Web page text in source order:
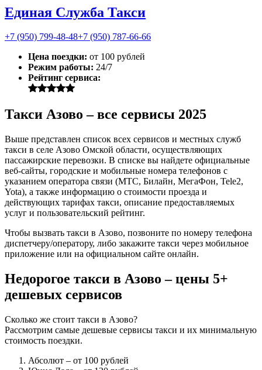
Единая Служба Такси
+7 (950) 799-48-48+7 (950) 787-66-66
Цена поездки: от 100 рублей
Режим работы: 24/7
Рейтинг сервиса:
Такси Азово – все сервисы 2025
Выше представлен список всех сервисов и местных служб
такси в селе Азово Омской области, осуществляющих
пассажирские перевозки. В списке вы найдете официальные
веб-сайты, городские и мобильные номера телефонов с
указанием оператора связи (МТС, Билайн, МегаФон, Tele2,
Yota), а также информацию о стоимости проезда и
действующих тарифах такси, описание предоставляемых
услуг и пользовательский рейтинг.
Чтобы вызвать такси в Азово, позвоните по номеру телефона
диспетчеру/оператору, либо закажите такси через мобильное
приложение или на официальном сайте онлайн.
Недорогое такси в Азово – цены 5+
дешевых сервисов
Сколько же стоит такси в Азово?
Рассмотрим самые дешевые сервисы такси и их минимальную
стоимость поездки.
Абсолют – от 100 рублей